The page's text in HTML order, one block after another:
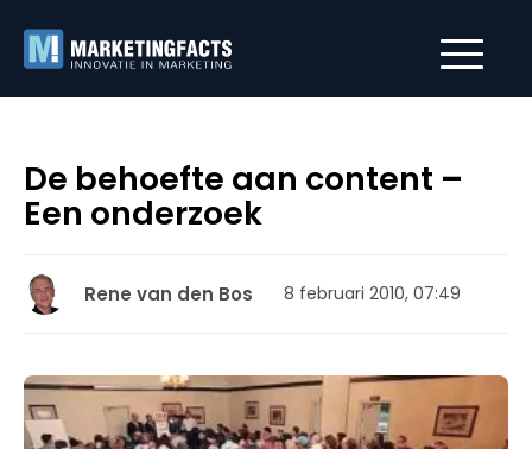
De behoefte aan content –
Een onderzoek
Rene van den Bos 8 februari 2010, 07:49